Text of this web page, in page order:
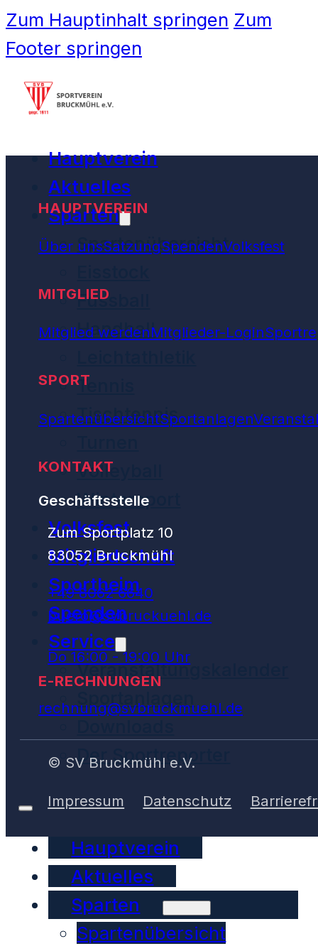
Zum Hauptinhalt springen Zum
Footer springen
Hauptverein
Aktuelles
Sparten
Spartenübersicht
Fussball
Handball
Tennis
Tischtennis
Volleyball
Wintersport
Volksfest
Mitgliedschaft
Sportheim
Spenden
Service
Veranstaltungskalender
Sportanlagen
Der Sportreporter
Hauptverein
Aktuelles
Sparten
Spartenübersicht
HAUPTVEREIN
Über unsSatzungSpendenVolksfest
MITGLIED
Mitglied werdenMitglieder-Login
SPORT
SpartenübersichtSportanlagen
KONTAKT
Geschäftsstelle
Zum Sportplatz 10
83052 Bruckmühl
+49 8062 6640
buero@svbruckuehl.de
Do 16:00 - 19:00 Uhr
E-RECHNUNGEN
rechnung@svbruckmuehl.de
© SV Bruckmühl e.V.
Impressum Datenschutz